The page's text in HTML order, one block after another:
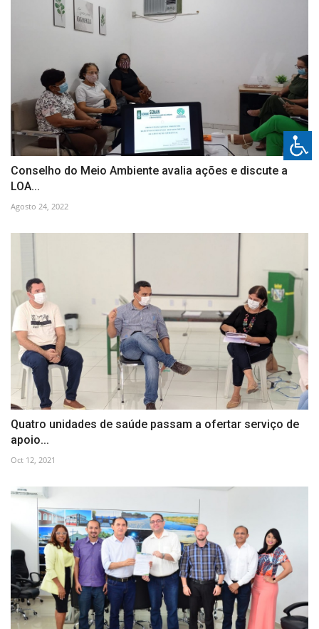
Conselho do Meio Ambiente avalia ações e discute a
LOA...
Agosto 24, 2022
Quatro unidades de saúde passam a ofertar serviço de
apoio...
Oct 12, 2021